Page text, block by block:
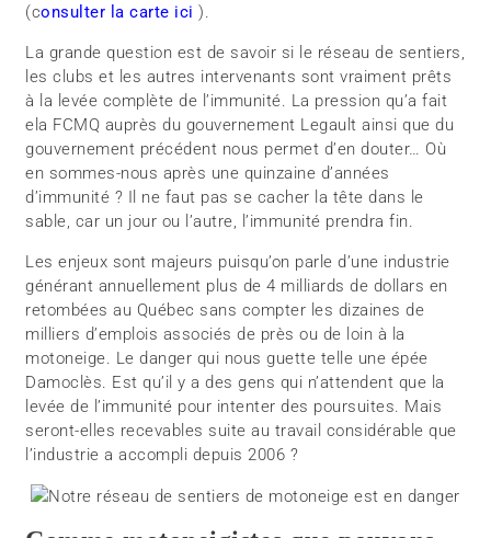
(consulter la carte ici ).
La grande question est de savoir si le réseau de sentiers,
les clubs et les autres intervenants sont vraiment prêts
à la levée complète de l’immunité. La pression qu’a fait
ela FCMQ auprès du gouvernement Legault ainsi que du
gouvernement précédent nous permet d’en douter… Où
en sommes-nous après une quinzaine d’années
d’immunité ? Il ne faut pas se cacher la tête dans le
sable, car un jour ou l’autre, l’immunité prendra fin.
Les enjeux sont majeurs puisqu’on parle d’une industrie
générant annuellement plus de 4 milliards de dollars en
retombées au Québec sans compter les dizaines de
milliers d’emplois associés de près ou de loin à la
motoneige. Le danger qui nous guette telle une épée
Damoclès. Est qu’il y a des gens qui n’attendent que la
levée de l’immunité pour intenter des poursuites. Mais
seront-elles recevables suite au travail considérable que
l’industrie a accompli depuis 2006 ?